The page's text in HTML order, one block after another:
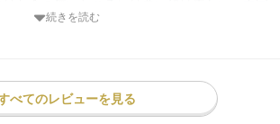
くてもいいって事で最近日本では大人しいらし
続きを読む
べてのレビューを見る